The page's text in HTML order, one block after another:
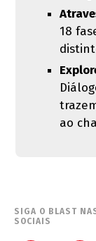
18
ao
SIGA O BLAST
SOCIAIS